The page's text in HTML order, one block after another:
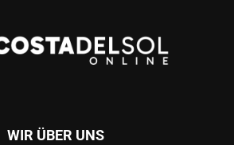
WIR ÜBER UNS